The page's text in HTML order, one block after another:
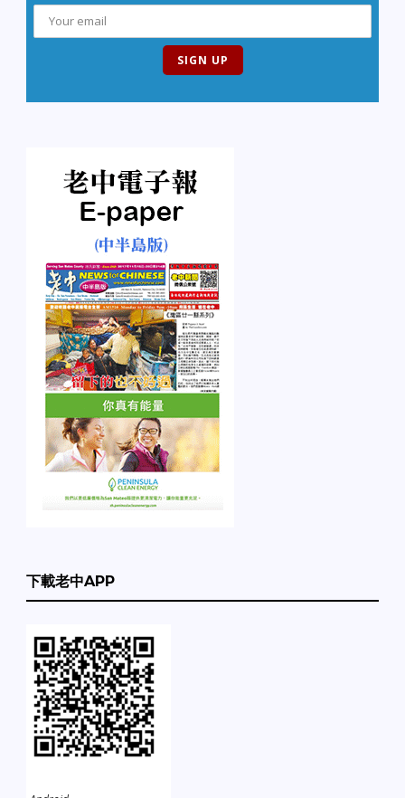
下載老中APP